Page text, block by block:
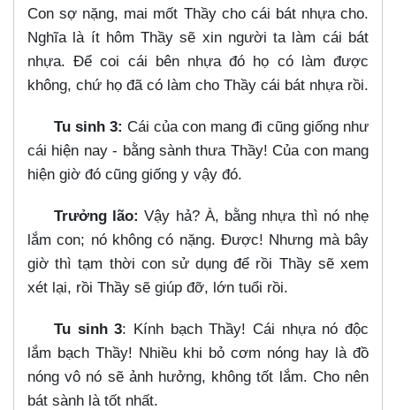
Con sợ nặng, mai mốt Thầy cho cái bát nhựa cho.
Nghĩa là ít hôm Thầy sẽ xin người ta làm cái bát
nhựa. Để coi cái bên nhựa đó họ có làm được
không, chứ họ đã có làm cho Thầy cái bát nhựa rồi.
Tu sinh 3: Cái của con mang đi cũng giống như
cái hiện nay - bằng sành thưa Thầy! Của con mang
hiện giờ đó cũng giống y vậy đó.
Trưởng lão: Vậy hả? À, bằng nhựa thì nó nhẹ
lắm con; nó không có nặng. Được! Nhưng mà bây
giờ thì tạm thời con sử dụng để rồi Thầy sẽ xem
xét lại, rồi Thầy sẽ giúp đỡ, lớn tuổi rồi.
Tu sinh 3: Kính bạch Thầy! Cái nhựa nó độc
lắm bạch Thầy! Nhiều khi bỏ cơm nóng hay là đồ
nóng vô nó sẽ ảnh hưởng, không tốt lắm. Cho nên
bát sành là tốt nhất.